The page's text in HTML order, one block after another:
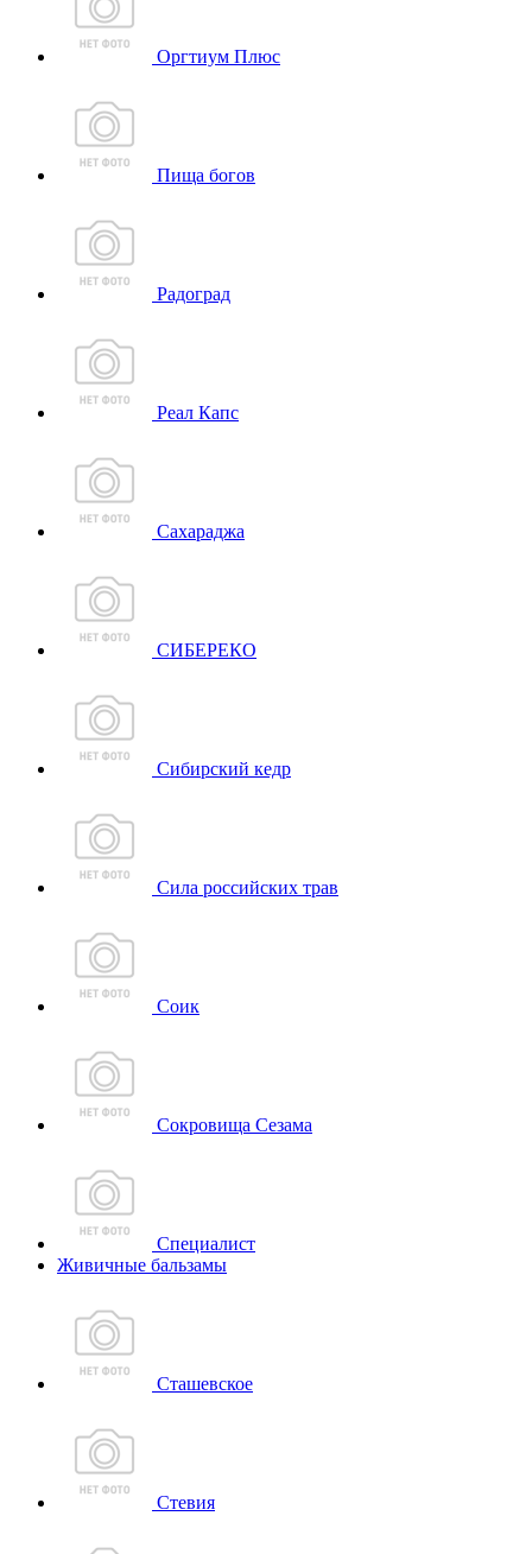
Оргтиум Плюс
Пища богов
Радоград
Реал Капс
Сахараджа
СИБЕРЕКО
Сибирский кедр
Сила российских трав
Соик
Сокровища Сезама
Специалист
Живичные бальзамы
Сташевское
Стевия